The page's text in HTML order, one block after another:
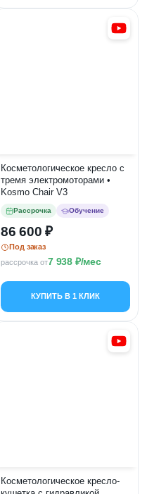
Косметологическое кресло с
тремя электромоторами •
Kosmo Chair V3
Рассрочка Обучение
86 600
Под заказ
рассрочка от7 938 /мес
КУПИТЬ В 1 КЛИК
Косметологическое кресло-